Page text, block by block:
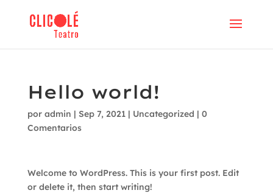
Hello world!
por admin | Sep 7, 2021| Uncategorized | 0
Comentarios
Welcome to WordPress. This is your first post. Edit
or delete it, then start writing!